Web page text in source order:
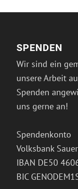
SPENDEN
Wir sind ein
unsere Arbeit
Spenden
uns gerne an!
Spendenkonto
Volksbank
IBAN DE50
BIC